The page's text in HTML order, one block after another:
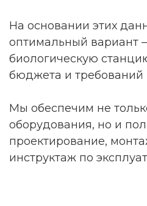
На основании этих
оптимальный вариант
биологическую
бюджета и требований
Мы обеспечим не
оборудования, но и
проектирование,
инструктаж по